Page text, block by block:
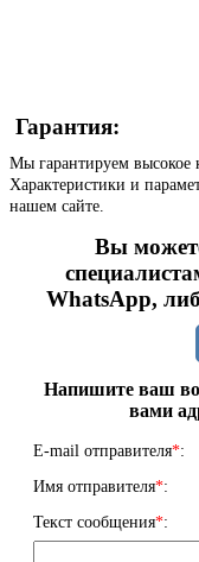
Гарантия:
Мы гарантируем высокое
Характеристики и
нашем сайте.
Вы
WhatsApp,
Напишите ваш
вами
E-mail отправителя*:
Имя отправителя*:
Текст сообщения*: